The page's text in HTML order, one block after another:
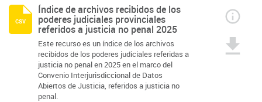
Índice de archivos recibidos de los
poderes judiciales provinciales
referidos a justicia no penal 2025
Este recurso es un índice de los archivos
recibidos de los poderes judiciales referidas a
justicia no penal en 2025 en el marco del
Convenio Interjurisdiccional de Datos
Abiertos de Justicia, referidos a justicia no
penal.
csv